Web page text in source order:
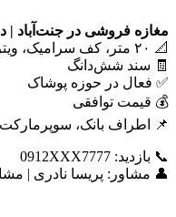
مغازه فروشی در جنت‌آباد
📐 ۲۰ متر، کف سرامیک، ویترین عالی
🧾 سند شش‌دانگ
✅ فعال در حوزه پوشاک
💰 قیمت توافقی
📌 اطراف بانک، سوپرمارکت
📞 بازدید: 0912XXX7777
👤 مشاور: پریسا نادری |